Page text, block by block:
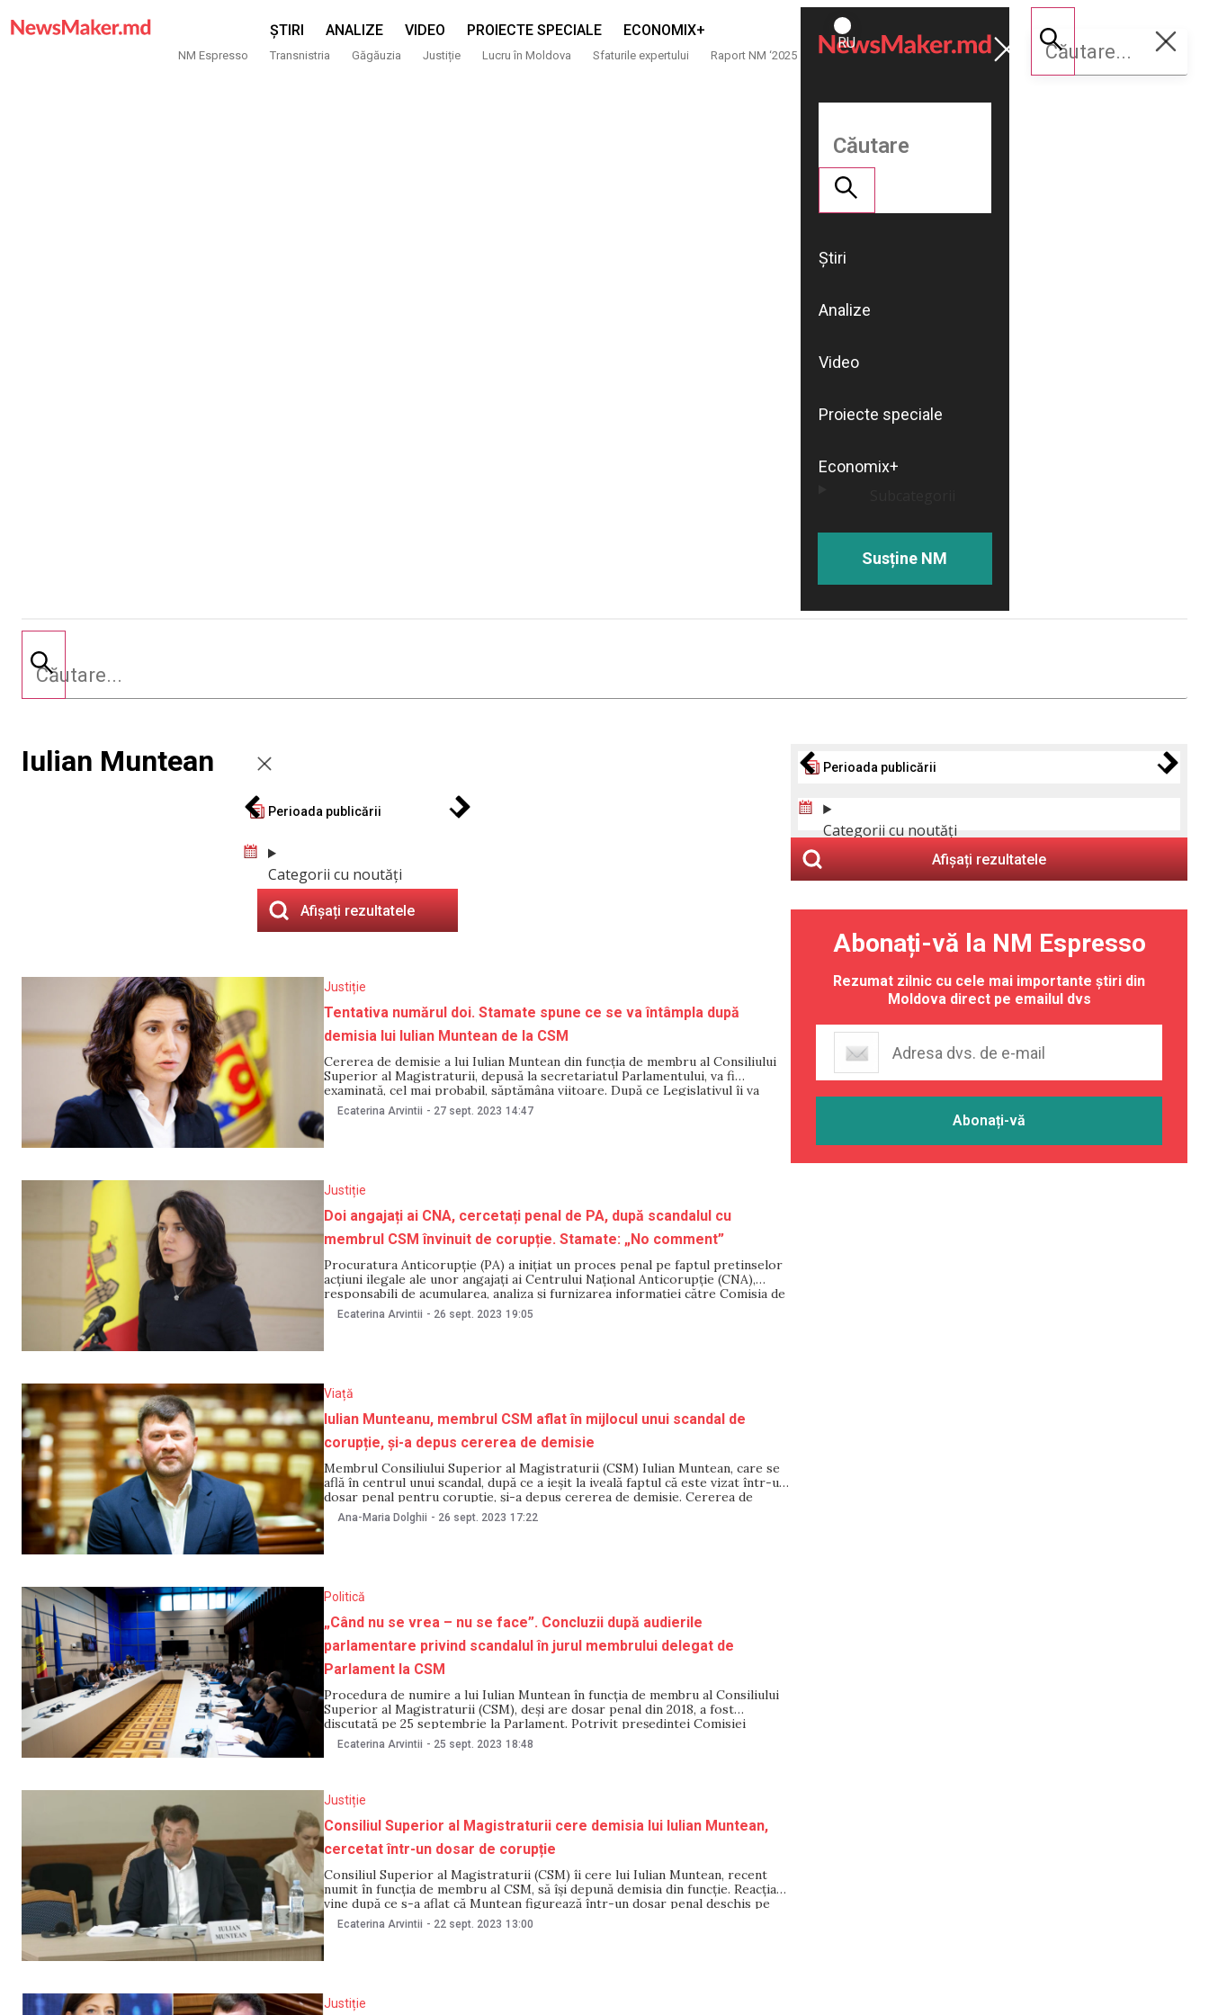
ȘTIRI ANALIZE VIDEO PROIECTE SPECIALE ECONOMIX+
NM Espresso Transnistria Găgăuzia Justiție Lucru în Moldova Sfaturile expertului Raport NM ‘2025
ROMÂNĂ
RU
Susține
NM
Știri
Analize
Video
Proiecte speciale
Economix+
Susține NM
Iulian Muntean
Perioada publicării
Categorii cu noutăți
Afișați rezultatele
Justiție
Tentativa numărul doi. Stamate spune ce se va întâmpla după
demisia lui Iulian Muntean de la CSM
Cererea de demisie a lui Iulian Muntean din funcția de membru al Consiliului
Superior al Magistraturii, depusă la secretariatul Parlamentului, va fi
examinată, cel mai probabil, săptămâna viitoare. După ce Legislativul îi va
aproba demisia, va fi anunțat un nou concurs, scrie IPN. Președinta Comisiei
parlamentare juridică, numiri și imunități,
Ecaterina Arvintii - 27 sept. 2023 14:47
Justiție
Doi angajați ai CNA, cercetați penal de PA, după scandalul cu
membrul CSM învinuit de corupție. Stamate: „No comment”
Procuratura Anticorupție (PA) a inițiat un proces penal pe faptul pretinselor
acțiuni ilegale ale unor angajați ai Centrului Național Anticorupție (CNA),
responsabili de acumularea, analiza și furnizarea informației către Comisia de
Pre-vetting, în privința candidatului la funcția de membru al Consiliului
Superior al Magistraturii (CSM) Iulian Muntean, vizat într-un dosar
Ecaterina Arvintii - 26 sept. 2023 19:05
Viață
Iulian Munteanu, membrul CSM aflat în mijlocul unui scandal de
corupție, și-a depus cererea de demisie
Membrul Consiliului Superior al Magistraturii (CSM) Iulian Muntean, care se
află în centrul unui scandal, după ce a ieșit la iveală faptul că este vizat într-un
dosar penal pentru corupție, și-a depus cererea de demisie. Cererea de
eliberare din funcție a fost depusă pe 26 septembrie, la Secretariatul
Parlamentului. Informația
Ana-Maria Dolghii - 26 sept. 2023 17:22
Politică
„Când nu se vrea – nu se face”. Concluzii după audierile
parlamentare privind scandalul în jurul membrului delegat de
Parlament la CSM
Procedura de numire a lui Iulian Muntean în funcția de membru al Consiliului
Superior al Magistraturii (CSM), deși are dosar penal din 2018, a fost
discutată pe 25 septembrie la Parlament. Potrivit președintei Comisiei
parlamentare numiri și imunități, Olesea Stamate, cazul a scos la iveală o
situație fără precedent –
Ecaterina Arvintii - 25 sept. 2023 18:48
Justiție
Consiliul Superior al Magistraturii cere demisia lui Iulian Muntean,
cercetat într-un dosar de corupție
Consiliul Superior al Magistraturii (CSM) îi cere lui Iulian Muntean, recent
numit în funcția de membru al CSM, să își depună demisia din funcție. Reacția
vine după ce s-a aflat că Muntean figurează într-un dosar penal deschis pe
fapte de corupție, încă din 2018 – situație care nu ar fi
Ecaterina Arvintii - 22 sept. 2023 13:00
Justiție
Perioada publicării
Categorii cu noutăți
Afișați rezultatele
Abonați-vă la NM Espresso
Rezumat zilnic cu cele mai importante știri din
Moldova direct pe emailul dvs